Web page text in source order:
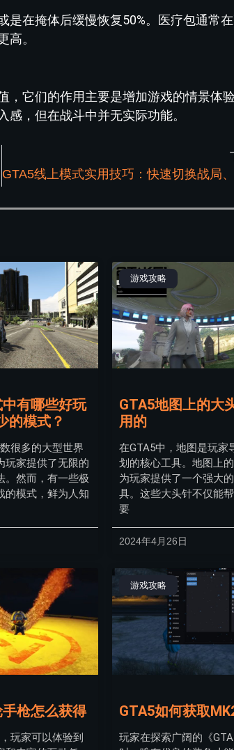
在掩体后缓慢恢复50%。医疗包通常
高。
它们的作用主要是增加游戏的情景体
，但在战斗中并无实际功能。
有哪些好玩
的模式？
很多的大型世界
玩家提供了无限的
。然而，有一些极
的模式，鲜为人知
游戏攻略
GTA5地图上的大
用的
在GTA5中，地图是玩家
划的核心工具。地图上
为玩家提供了一个强大
具。这些大头针不仅能
要
2024年4月26日
枪怎么获得
玩家可以体验到
游戏攻略
GTA5如何获取
玩家在探索广阔的《